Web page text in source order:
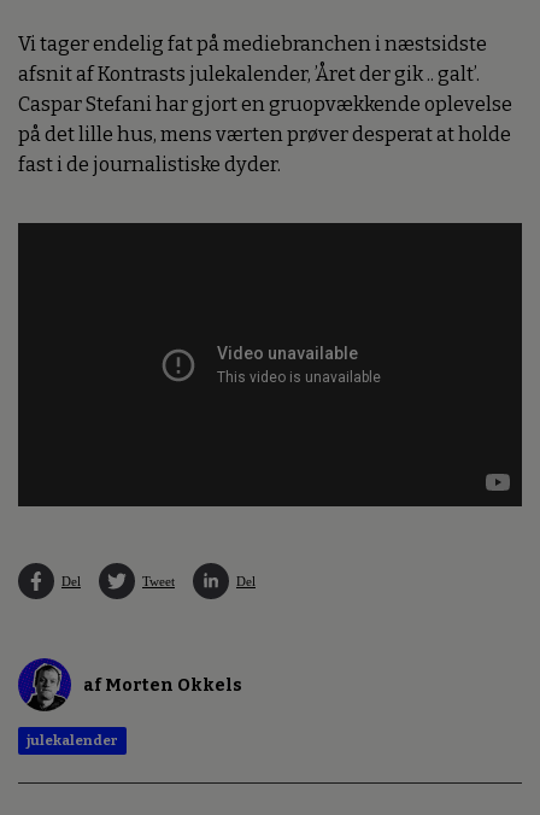
Vi tager endelig fat på mediebranchen i næstsidste
afsnit af Kontrasts julekalender, ’Året der gik .. galt’.
Caspar Stefani har gjort en gruopvækkende oplevelse
på det lille hus, mens værten prøver desperat at holde
fast i de journalistiske dyder.
Del Tweet Del
af Morten Okkels
julekalender